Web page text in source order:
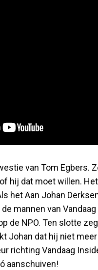
van Tom Egbers.
hij dat moet willen.
het Aan Johan
mannen van
de NPO. Ten slotte
Johan dat hij niet
richting Vandaag
aanschuiven!